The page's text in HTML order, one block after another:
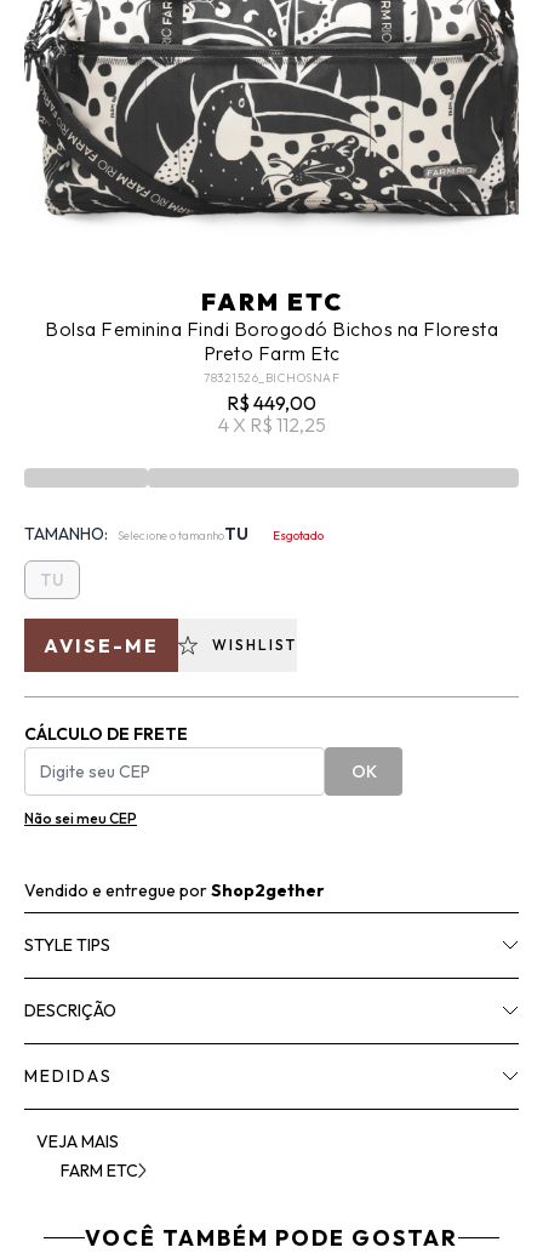
FARM ETC
Bolsa Feminina Findi Borogodó Bichos na Floresta
Preto Farm Etc
78321526_BICHOSNAF
R$ 449,00
4 X R$ 112,25
TAMANHO: Selecione o tamanhoTU Esgotado
TU
AVISE-ME WISHLIST
CÁLCULO DE FRETE
OK
Não sei meu CEP
Vendido e entregue porShop2gether
STYLE TIPS
DESCRIÇÃO
MEDIDAS
VEJA MAIS
FARM ETC
VOCÊ TAMBÉM PODE GOSTAR